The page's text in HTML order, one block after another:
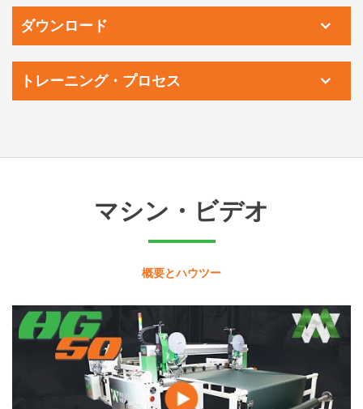
ダウンロード
トレーニング・プロセス
マシン・ビデオ
概要とハウツー